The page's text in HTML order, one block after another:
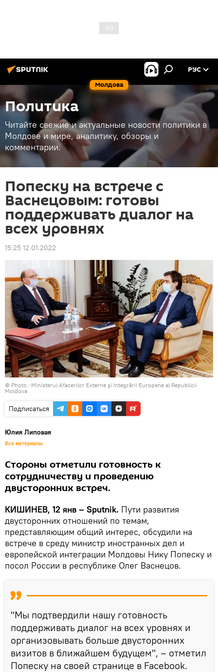
Молдова
РУС
Политика
Читайте свежие и актуальные новости политики в
Молдове и мире, аналитику, обзоры и
комментарии.
Попеску на встрече с
Васнецовым: готовы
поддерживать диалог на
всех уровнях
15:25 12.01.2022
© Photo : Ministerul Afacerilor Externe şi Integrării Europene al Republicii
Moldova
Подписаться
Юлия Липовая
Все материалы
Стороны отметили готовность к
сотрудничеству и проведению
двусторонних встреч.
КИШИНЕВ, 12 янв – Sputnik. Пути развития
двусторонних отношений по темам,
представляющим общий интерес, обсудили на
встрече в среду министр иностранных дел и
европейской интеграции Молдовы Нику Попеску и
посол России в республике Олег Васнецов.
"Мы подтвердили нашу готовность
поддерживать диалог на всех уровнях и
организовывать больше двусторонних
визитов в ближайшем будущем", – отметил
Попеску на своей странице в Facebook.